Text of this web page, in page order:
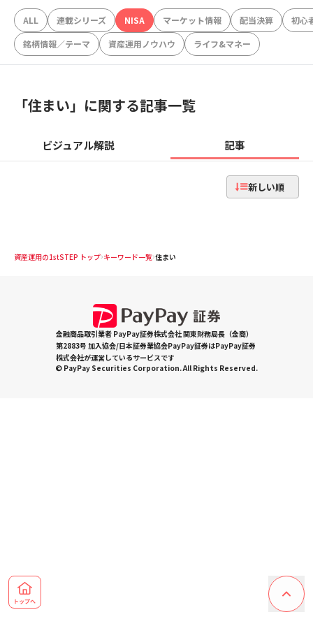
ALL 連載シリーズ NISA マーケット情報 配当決算
初心
銘柄情報／テーマ
資産運用ノウハウ ライフ&マネー
「住まい」に関する記事一覧
ビジュアル解説 記事
新しい順
資産運用の1stSTEP トップ キーワード一覧 住まい
金融商品取引業者 PayPay証券株式会社 関東財務局長（金商）
第2883号 加入協会/日本証券業協会PayPay証券はPayPay証券
株式会社が運営しているサービスです
© PayPay Securities Corporation. All Rights Reserved.